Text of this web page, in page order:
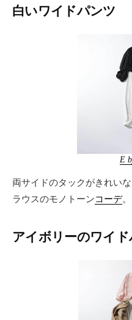
白いワイドパンツ
E
両サイドのタックがきれい
ラウスのモノトーンコーデ
アイボリーのワイ